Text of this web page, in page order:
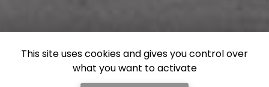
This site uses cookies and gives you control over
what you want to activate